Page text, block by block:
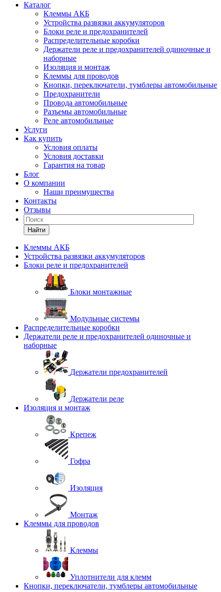
Каталог
Клеммы АКБ
Устройства развязки аккумуляторов
Блоки реле и предохранителей
Распределительные коробки
Держатели реле и предохранителей одиночные и
наборные
Изоляция и монтаж
Клеммы для проводов
Кнопки, переключатели, тумблеры автомобильные
Предохранители
Провода автомобильные
Разъемы автомобильные
Реле автомобильные
Услуги
Как купить
Условия оплаты
Условия доставки
Гарантия на товар
Блог
О компании
Наши преимущества
Контакты
Отзывы
Найти
Клеммы АКБ
Устройства развязки аккумуляторов
Блоки реле и предохранителей
Блоки монтажные
Модульные системы
Распределительные коробки
Держатели реле и предохранителей одиночные и
наборные
Держатели предохранителей
Держатели реле
Изоляция и монтаж
Крепеж
Гофра
Изоляция
Монтаж
Клеммы для проводов
Клеммы
Уплотнители для клемм
Кнопки, переключатели, тумблеры автомобильные